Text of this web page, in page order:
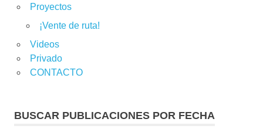
Proyectos
¡Vente de ruta!
Videos
Privado
CONTACTO
BUSCAR PUBLICACIONES POR FECHA